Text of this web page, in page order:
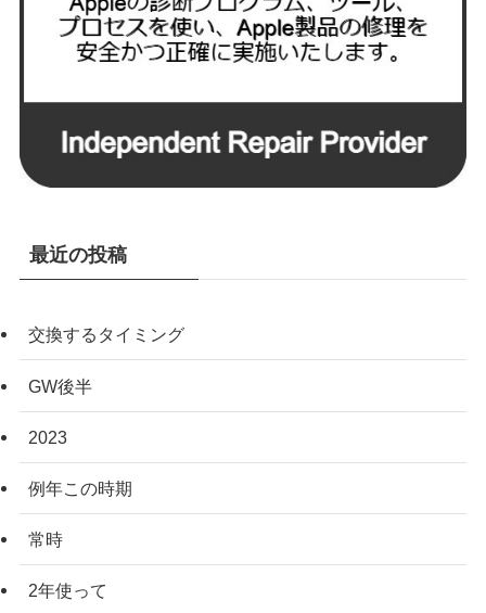
最近の投稿
交換するタイミング
GW後半
2023
例年この時期
常時
2年使って